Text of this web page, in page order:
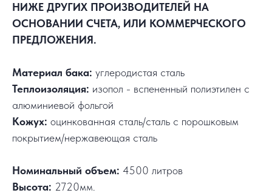
НИЖЕ ДРУГИХ ПРОИЗВОДИТЕЛЕЙ НА
ОСНОВАНИИ СЧЕТА, ИЛИ КОММЕРЧЕСКОГО
ПРЕДЛОЖЕНИЯ.
Материал бака: углеродистая сталь
Теплоизоляция: изопол - вспененный полиэтилен с
алюминиевой фольгой
Кожух: оцинкованная сталь/сталь с порошковым
покрытием/нержавеющая сталь
Номинальный объем: 4500 литров
Высота: 2720мм.